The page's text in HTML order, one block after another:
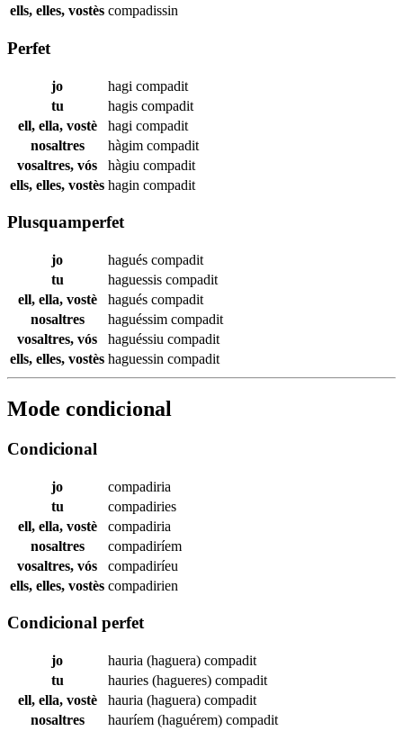
ells, elles, vostès compadissin
Perfet
jo hagi compadit
tu
hagis compadit
ell, ella, vostè
hagi compadit
nosaltres
hàgim compadit
vosaltres, vós
hàgiu compadit
ells, elles, vostès hagin compadit
Plusquamperfet
jo hagués compadit
tu
haguessis compadit
ell, ella, vostè
hagués compadit
nosaltres
haguéssim compadit
vosaltres, vós
haguéssiu compadit
ells, elles, vostès haguessin compadit
Mode condicional
Condicional
jo
compadiria
tu
compadiries
ell, ella, vostè
compadiria
nosaltres
compadiríem
vosaltres, vós
compadiríeu
ells, elles, vostès compadirien
Condicional perfet
jo hauria (haguera) compadit
tu
hauries (hagueres) compadit
ell, ella, vostè
hauria (haguera) compadit
nosaltres
hauríem (haguérem) compadit